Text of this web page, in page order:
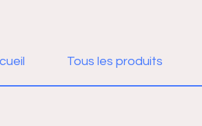
Tous les produits